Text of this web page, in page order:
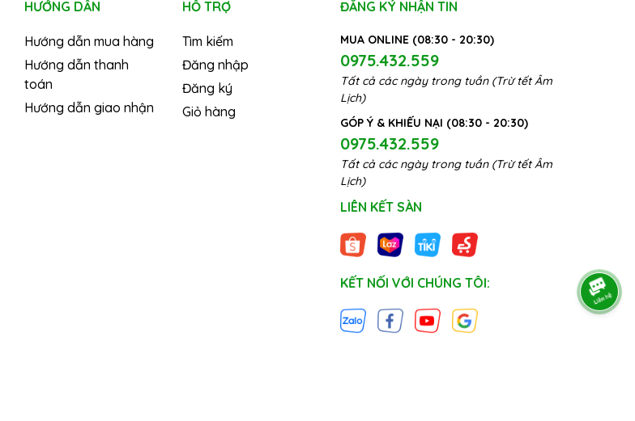
HƯỚNG DẪN
Hướng dẫn mua hàng
Hướng dẫn thanh
toán
Hướng dẫn giao nhận
HỖ TRỢ
Tìm kiếm
Đăng nhập
Đăng ký
Giỏ hàng
ĐĂNG KÝ NHẬN TIN
MUA ONLINE (08:30 - 20:30)
0975.432.559
Tất cả các ngày trong tuần (Trừ tết Âm
Lịch)
GÓP Ý & KHIẾU NẠI (08:30 - 20:30)
0975.432.559
Tất cả các ngày trong tuần (Trừ tết Âm
Lịch)
LIÊN KẾT SÀN
KẾT NỐI VỚI CHÚNG TÔI: